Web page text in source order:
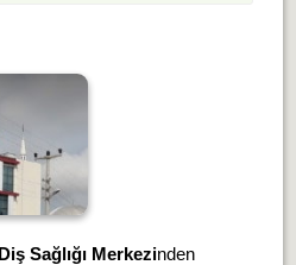
Sağlığı Merkezinden